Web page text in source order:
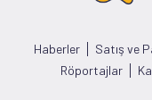
Haberler Satış ve
Röportajlar